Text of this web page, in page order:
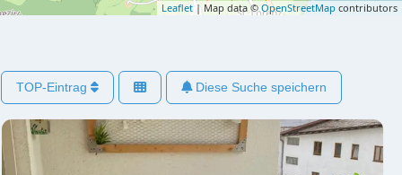
Leaflet | Map data ©OpenStreetMap contributors
TOP-Eintrag Diese Suche speichern